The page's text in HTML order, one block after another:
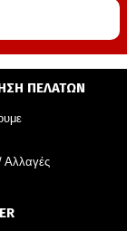
ΠΕΛΑΤΩΝ
Αλλαγές